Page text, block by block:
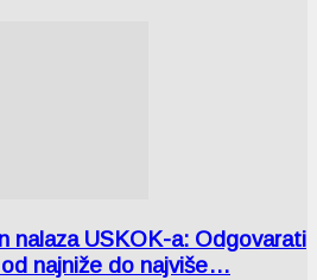
nalaza USKOK-a: Odgovarati
najniže do najviše…